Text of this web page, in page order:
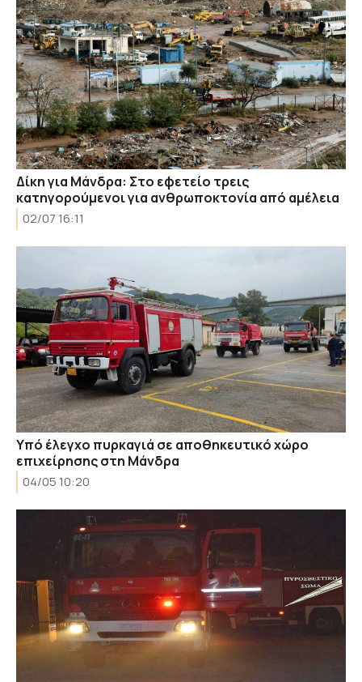
Δίκη για Μάνδρα: Στο εφετείο τρεις
κατηγορούμενοι για ανθρωποκτονία από αμέλεια
02/07 16:11
Υπό έλεγχο πυρκαγιά σε αποθηκευτικό χώρο
επιχείρησης στη Μάνδρα
04/05 10:20